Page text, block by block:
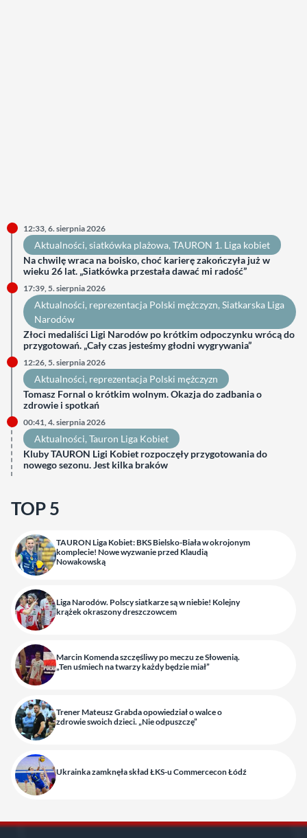
12:33, 6. sierpnia 2026
Aktualności, siatkówka plażowa, TAURON 1. Liga kobiet
Na chwilę wraca na boisko, choć karierę zakończyła już w
wieku 26 lat. „Siatkówka przestała dawać mi radość”
17:39, 5. sierpnia 2026
Aktualności, reprezentacja Polski mężczyzn, Siatkarska Liga
Narodów
Złoci medaliści Ligi Narodów po krótkim odpoczynku wrócą do
przygotowań. „Cały czas jesteśmy głodni wygrywania”
12:26, 5. sierpnia 2026
Aktualności, reprezentacja Polski mężczyzn
Tomasz Fornal o krótkim wolnym. Okazja do zadbania o
zdrowie i spotkań
00:41, 4. sierpnia 2026
Aktualności, Tauron Liga Kobiet
Kluby TAURON Ligi Kobiet rozpoczęły przygotowania do
nowego sezonu. Jest kilka braków
TOP 5
TAURON Liga Kobiet: BKS Bielsko-Biała w okrojonym
komplecie! Nowe wyzwanie przed Klaudią
Nowakowską
Liga Narodów. Polscy siatkarze są w niebie! Kolejny
krążek okraszony dreszczowcem
Marcin Komenda szczęśliwy po meczu ze Słowenią.
„Ten uśmiech na twarzy każdy będzie miał”
Trener Mateusz Grabda opowiedział o walce o
zdrowie swoich dzieci. „Nie odpuszczę”
Ukrainka zamknęła skład ŁKS-u Commercecon Łódź